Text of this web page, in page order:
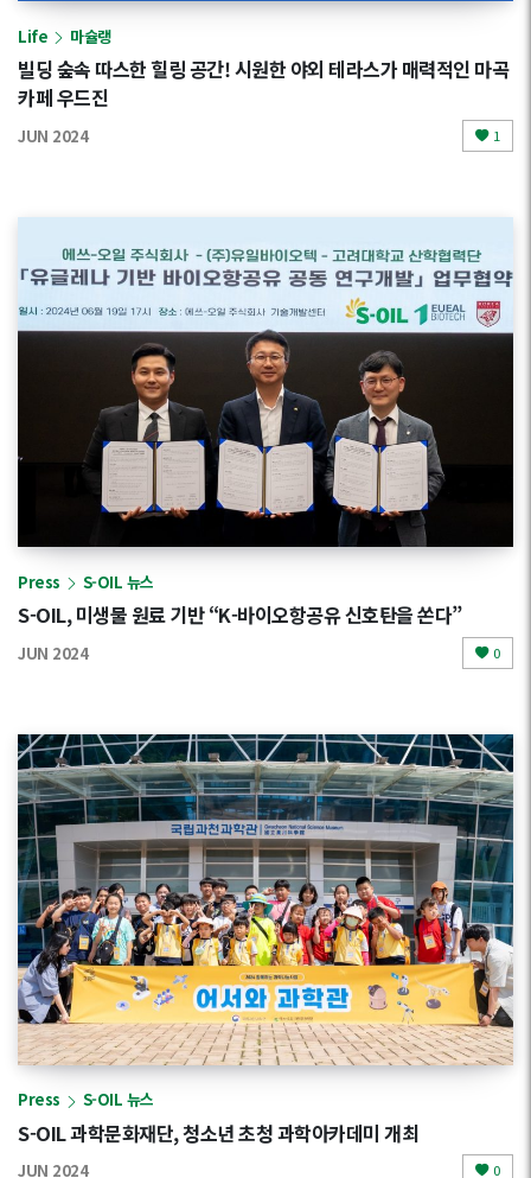
Life 마슐랭
빌딩 숲속 따스한 힐링 공간! 시원한 야외 테라스가 매력적인 마곡
카페 우드진
JUN 2024 1
Press S-OIL 뉴스
S-OIL, 미생물 원료 기반 “K-바이오항공유 신호탄을 쏜다”
JUN 2024 0
Press S-OIL 뉴스
S-OIL 과학문화재단, 청소년 초청 과학아카데미 개최
JUN 2024 0